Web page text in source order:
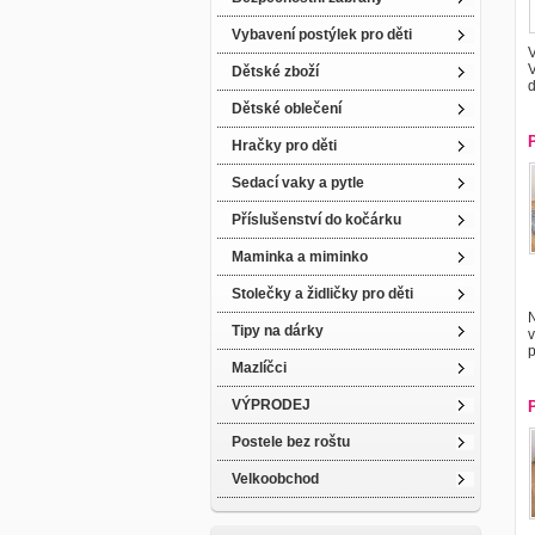
Vybavení postýlek pro děti
Dětské zboží
Dětské oblečení
Hračky pro děti
Sedací vaky a pytle
Příslušenství do kočárku
Maminka a miminko
Stolečky a židličky pro děti
Tipy na dárky
Mazlíčci
VÝPRODEJ
Postele bez roštu
Velkoobchod